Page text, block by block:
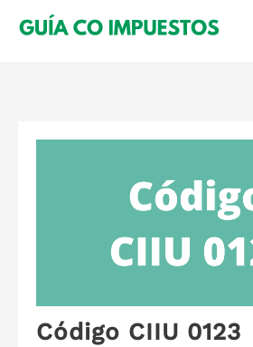
Código CIIU 0123